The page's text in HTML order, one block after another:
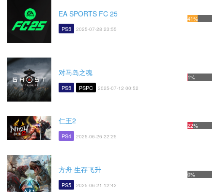
EA SPORTS FC 25
PS5 2025-07-28 23:55
41%
对马岛之魂
PS5 PSPC 2025-07-12 00:52
1%
仁王2
PS4 2025-06-26 22:25
22%
方舟 生存飞升
PS5 2025-06-21 12:42
0%